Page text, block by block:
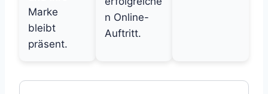
Marke
bleibt
präsent.
n Online-
Auftritt.